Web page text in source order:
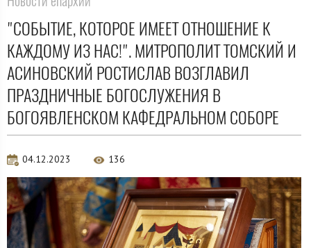
"СОБЫТИЕ, КОТОРОЕ ИМЕЕТ ОТНОШЕНИЕ К
КАЖДОМУ ИЗ НАС!". МИТРОПОЛИТ ТОМСКИЙ И
АСИНОВСКИЙ РОСТИСЛАВ ВОЗГЛАВИЛ
ПРАЗДНИЧНЫЕ БОГОСЛУЖЕНИЯ В
БОГОЯВЛЕНСКОМ КАФЕДРАЛЬНОМ СОБОРЕ
04.12.2023 136